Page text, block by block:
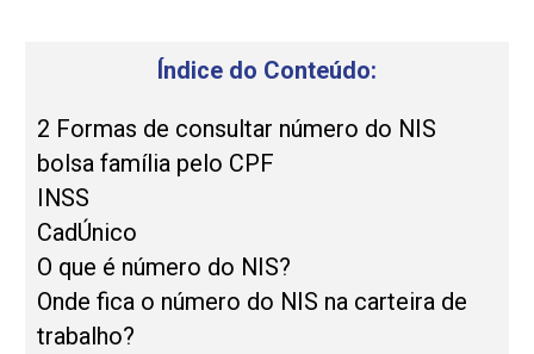
Índice do Conteúdo:
2 Formas de consultar número do NIS
bolsa família pelo CPF
INSS
CadÚnico
O que é número do NIS?
Onde fica o número do NIS na carteira de
trabalho?